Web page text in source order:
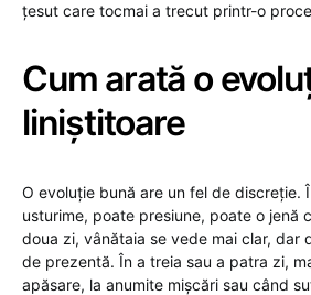
țesut care tocmai a trecut printr-o
Cum arată o
liniștitoare
O evoluție bună are un fel de discreție.
usturime, poate presiune, poate o jenă
doua zi, vânătaia se vede mai clar, dar
de prezentă. În a treia sau a patra zi,
apăsare, la anumite mișcări sau când